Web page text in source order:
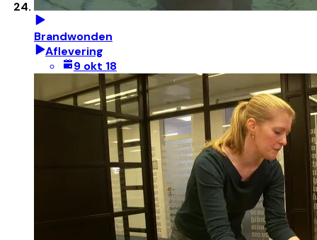
Brandwonden
Aflevering
9 okt 18